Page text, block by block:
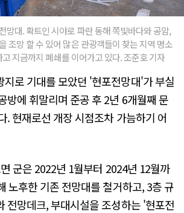
망대. 확트인 시야로 파란 동해 쪽빛바다와 공암,
조망 할 수 있어 많은 관광객들이 찾는 지역 명소
지금까지 폐쇄를 이어가고 있다. 조준호 기자
지로 기대를 모았던 '현포전망대'가 부실
방에 휘말리며 준공 후 2년 6개월째 문
. 현재로선 개장 시점조차 가늠하기 어
군은 2022년 1월부터 2024년 12월까
노후한 기존 전망대를 철거하고, 3층 규
전망데크, 부대시설을 조성하는 '현포전